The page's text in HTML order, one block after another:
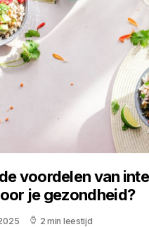
voordelen van
je gezondheid?
2 min leestijd